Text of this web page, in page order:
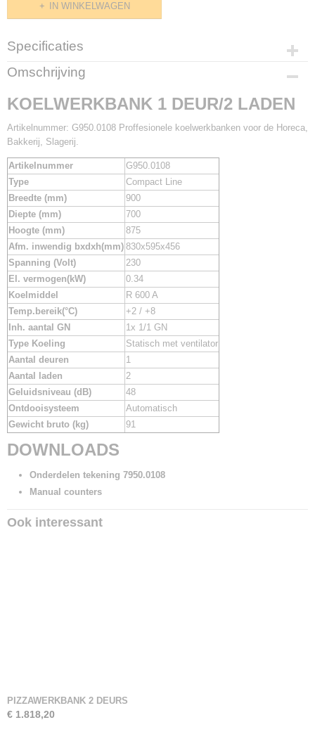
IN WINKELWAGEN
Specificaties
Productcode
Omschrijving
KOELWERKBANK 1 DEUR/2 LADEN
Artikelnummer: G950.0108 Proffesionele koelwerkbanken voor de Horeca,
Bakkerij, Slagerij.
Artikelnummer
G950.0108
Type
Compact Line
Breedte (mm)
900
Diepte (mm)
700
Hoogte (mm)
875
Afm. inwendig bxdxh(mm) 830x595x456
Spanning (Volt)
230
El. vermogen(kW)
0.34
Koelmiddel
R 600 A
Temp.bereik(°C)
+2 / +8
Inh. aantal GN
1x 1/1 GN
Type Koeling
Statisch met ventilator
Aantal deuren
1
Aantal laden
2
Geluidsniveau (dB)
48
Ontdooisysteem
Automatisch
Gewicht bruto (kg)
91
DOWNLOADS
Onderdelen tekening 7950.0108
Manual counters
Ook interessant
PIZZAWERKBANK 2 DEURS
€ 1.818,20